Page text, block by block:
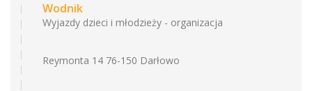
Wodnik
Wyjazdy dzieci i młodzieży - organizacja
Reymonta 14 76-150 Darłowo